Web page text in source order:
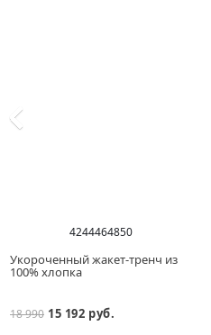
4244464850
Укороченный жакет-тренч из
100% хлопка
18 990 15 192 руб.